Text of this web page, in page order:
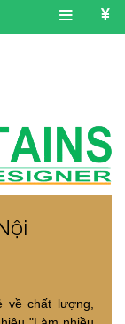
về chất lượng,